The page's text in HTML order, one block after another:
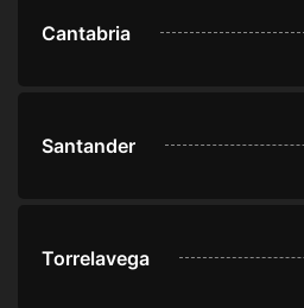
Cantabria
Santander
Torrelavega